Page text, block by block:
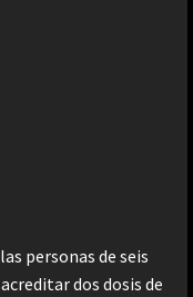
personas de seis
dos dosis de